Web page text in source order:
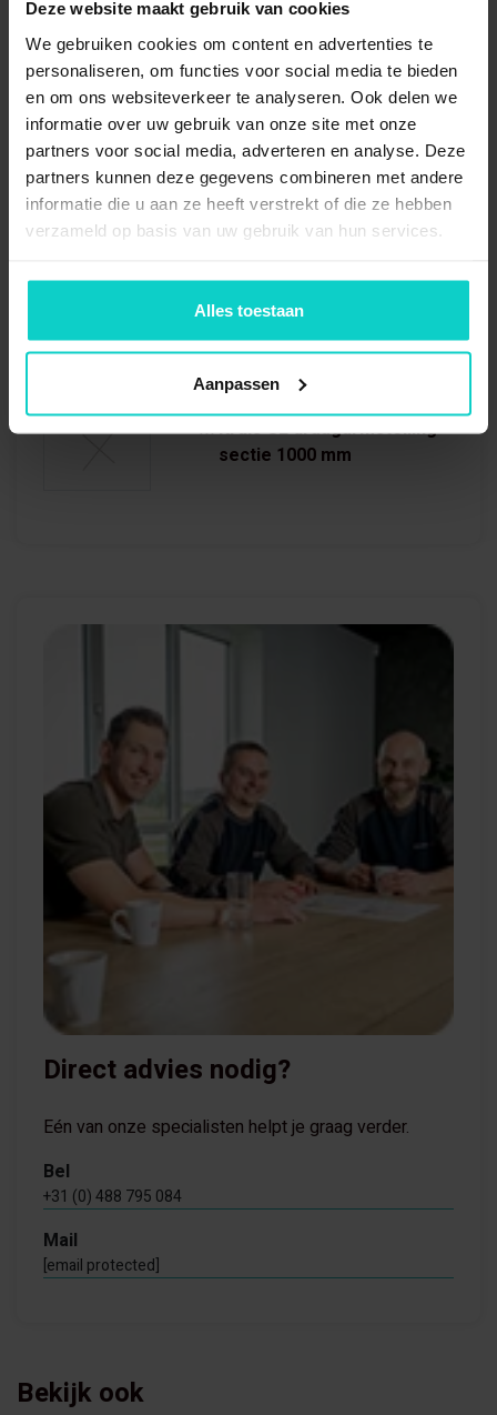
Deze website maakt gebruik van cookies
We gebruiken cookies om content en advertenties te
personaliseren, om functies voor social media te bieden
en om ons websiteverkeer te analyseren. Ook delen we
informatie over uw gebruik van onze site met onze
partners voor social media, adverteren en analyse. Deze
partners kunnen deze gegevens combineren met andere
informatie die u aan ze heeft verstrekt of die ze hebben
verzameld op basis van uw gebruik van hun services.
Alles toestaan
Aanpassen
1xStaandersprofiel CL
1976mm
1xVoet draagarm enkel
800mm
3x Draagarm CL 800mm
1xKruis CL draagarmstelling
sectie 1000 mm
Direct advies nodig?
Eén van onze specialisten helpt je graag verder.
Bel
+31 (0) 488 795 084
Mail
[email protected]
Bekijk ook